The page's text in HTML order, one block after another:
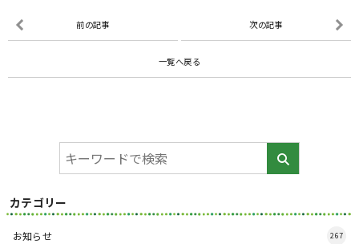
前の記事 次の記事
一覧へ戻る
カテゴリー
お知らせ 267